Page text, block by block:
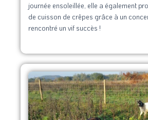
journée ensoleillée, elle a également
de cuisson de crêpes grâce à un
rencontré un vif succès !